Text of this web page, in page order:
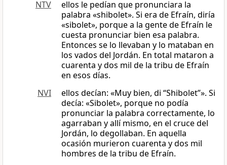
NTV
ellos le pedían que pronunciara la
palabra «shibolet». Si era de Efraín, diría
«sibolet», porque a la gente de Efraín le
cuesta pronunciar bien esa palabra.
Entonces se lo llevaban y lo mataban en
los vados del Jordán. En total mataron a
cuarenta y dos mil de la tribu de Efraín
en esos días.
NVI
ellos decían: «Muy bien, di “Shibolet”». Si
decía: «Sibolet», porque no podía
pronunciar la palabra correctamente, lo
agarraban y allí mismo, en el cruce del
Jordán, lo degollaban. En aquella
ocasión murieron cuarenta y dos mil
hombres de la tribu de Efraín.